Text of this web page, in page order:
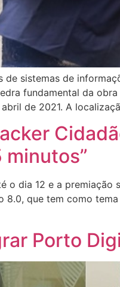
sistemas de
fundamental da
de 2021. A
minutos”
o dia 12 e a
que tem como
Porto